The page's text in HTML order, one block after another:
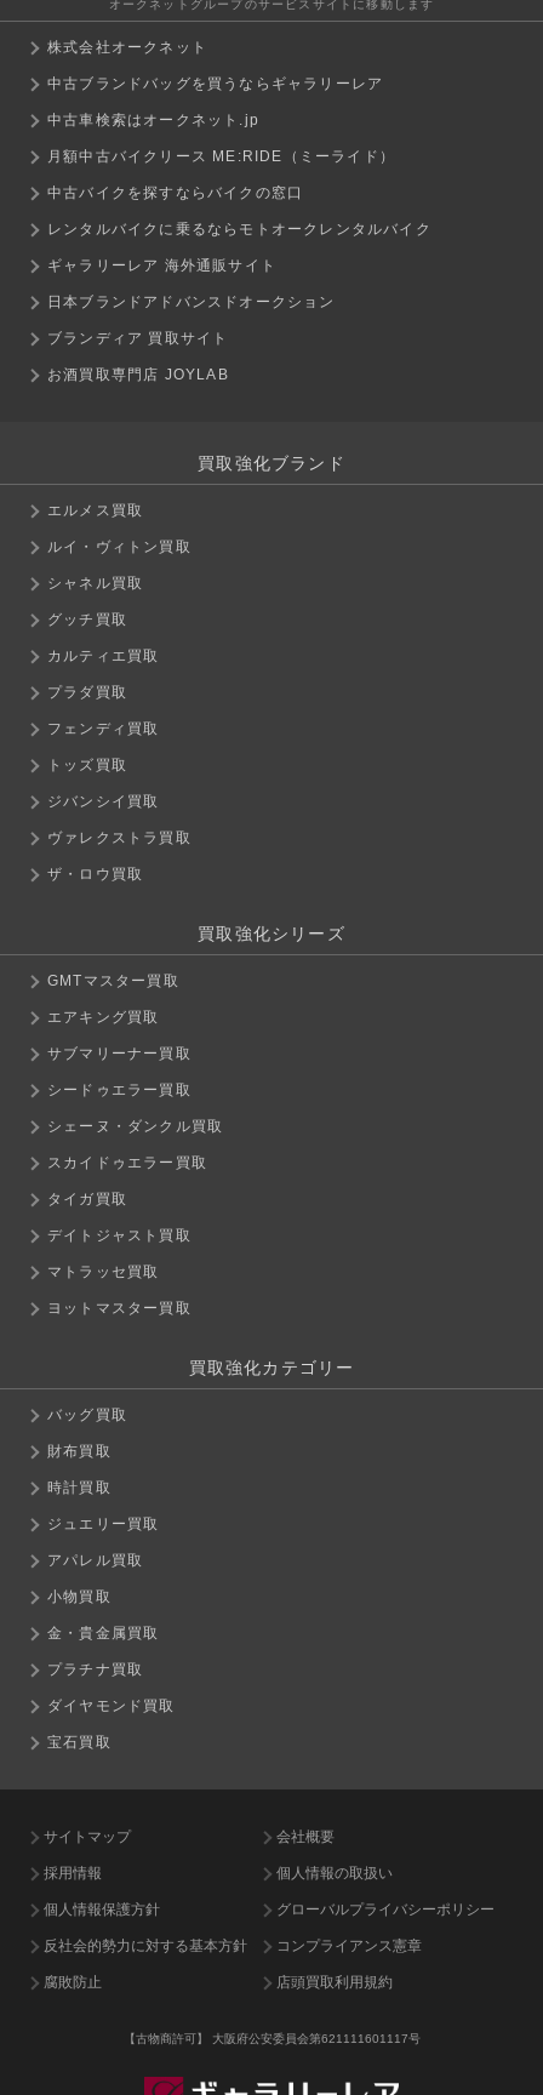
オークネットグループのサービスサイトに移動します
株式会社オークネット
中古ブランドバッグを買うならギャラリーレア
中古車検索はオークネット.jp
月額中古バイクリース ME:RIDE（ミーライド）
中古バイクを探すならバイクの窓口
レンタルバイクに乗るならモトオークレンタルバイク
ギャラリーレア 海外通販サイト
日本ブランドアドバンスドオークション
ブランディア 買取サイト
お酒買取専門店 JOYLAB
買取強化ブランド
エルメス買取
ルイ・ヴィトン買取
シャネル買取
グッチ買取
カルティエ買取
プラダ買取
フェンディ買取
トッズ買取
ジバンシイ買取
ヴァレクストラ買取
ザ・ロウ買取
買取強化シリーズ
GMTマスター買取
エアキング買取
サブマリーナー買取
シードゥエラー買取
シェーヌ・ダンクル買取
スカイドゥエラー買取
タイガ買取
デイトジャスト買取
マトラッセ買取
ヨットマスター買取
買取強化カテゴリー
バッグ買取
財布買取
時計買取
ジュエリー買取
アパレル買取
小物買取
金・貴金属買取
プラチナ買取
ダイヤモンド買取
宝石買取
サイトマップ 会社概要
採用情報 個人情報の取扱い
個人情報保護方針 グローバルプライバシーポリシー
反社会的勢力に対する基本方針 コンプライアンス憲章
腐敗防止 店頭買取利用規約
【古物商許可】 大阪府公安委員会第621111601117号